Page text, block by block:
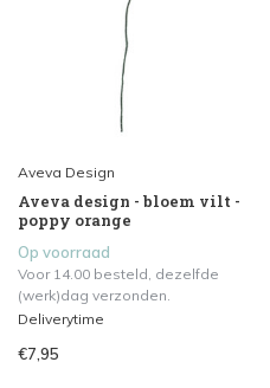
Aveva Design
Aveva design - bloem vilt -
poppy orange
Op voorraad
Voor 14.00 besteld, dezelfde
(werk)dag verzonden.
Deliverytime
€7,95